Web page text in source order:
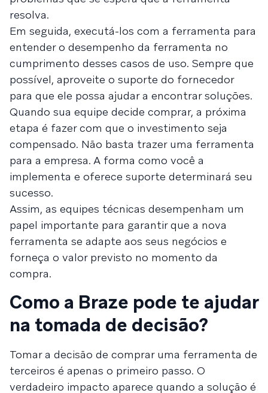
resolva.
Em seguida, executá-los com a ferramenta para
entender o desempenho da ferramenta no
cumprimento desses casos de uso. Sempre que
possível, aproveite o suporte do fornecedor
para que ele possa ajudar a encontrar soluções.
Quando sua equipe decide comprar, a próxima
etapa é fazer com que o investimento seja
compensado. Não basta trazer uma ferramenta
para a empresa. A forma como você a
implementa e oferece suporte determinará seu
sucesso.
Assim, as equipes técnicas desempenham um
papel importante para garantir que a nova
ferramenta se adapte aos seus negócios e
forneça o valor previsto no momento da
compra.
Como a Braze pode te ajudar
na tomada de decisão?
Tomar a decisão de comprar uma ferramenta de
terceiros é apenas o primeiro passo. O
verdadeiro impacto aparece quando a solução é